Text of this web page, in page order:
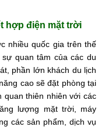
hợp điện mặt trời
nhiều quốc gia trên thế
quan tâm của các du
phần lớn khách du lịch
cao sẽ đặt phòng tại
thiên nhiên với các
lượng mặt trời, máy
các sản phẩm, dịch vụ